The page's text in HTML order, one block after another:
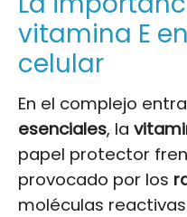
vitamina E
celular
En el complejo
esenciales, la
papel protector
provocado por los
moléculas